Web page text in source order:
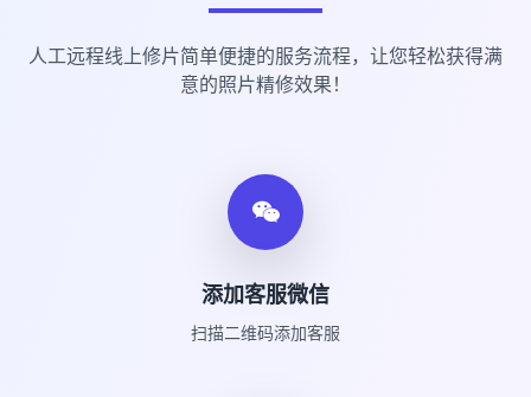
人工远程线上修片简单便捷的服务流程，让您轻松获得满
意的照片精修效果！
添加客服微信
扫描二维码添加客服